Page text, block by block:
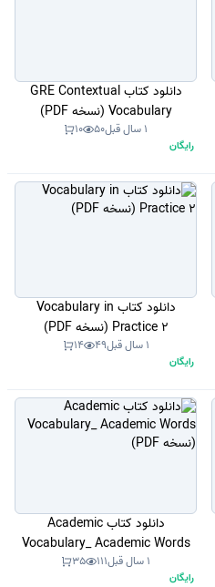
دانلود کتاب GRE Contextual
Vocabulary (نسخه PDF)
1 سال قبل 50
10
رایگان
دانلود کتاب Vocabulary in
Practice 2 (نسخه PDF)
1 سال قبل 49
14
رایگان
دانلود کتاب Academic
Vocabulary_ Academic Words
(نسخه PDF) 1 سال قبل 111
35
رایگان